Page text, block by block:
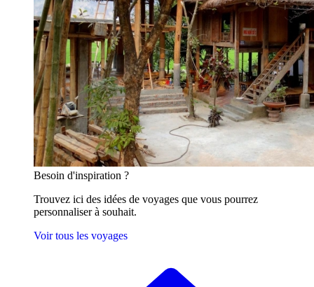
Besoin d'inspiration ?
Trouvez ici des idées de voyages que vous pourrez
personnaliser à souhait.
Voir tous les voyages